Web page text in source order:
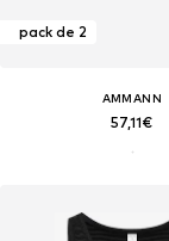
pack de 2
AMMANN
57,11€